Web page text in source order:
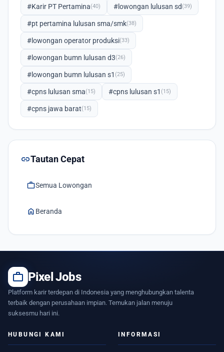
#Karir PT Pertamina(40) #lowongan lulusan sd(39)
#pt pertamina lulusan sma/smk(38)
#lowongan operator produksi(33)
#lowongan bumn lulusan d3(26)
#lowongan bumn lulusan s1 (25)
#cpns lulusan sma(15) #cpns lulusan s1 (15)
#cpns jawa barat(15)
linkTautan Cepat
workSemua Lowongan
home Beranda
work Pixel Jobs
Platform karir terdepan di Indonesia yang menghubungkan talenta
terbaik dengan perusahaan impian. Temukan jalan menuju
suksesmu hari ini.
HUBUNGI KAMI INFORMASI